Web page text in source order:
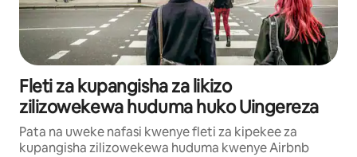
Fleti za kupangisha za likizo
zilizowekewa huduma huko Uingereza
Pata na uweke nafasi kwenye fleti za kipekee za
kupangisha zilizowekewa huduma kwenye Airbnb